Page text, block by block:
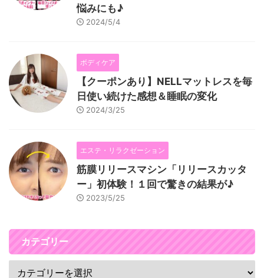
悩みにも♪
2024/5/4
ボディケア
【クーポンあり】NELLマットレスを毎
日使い続けた感想＆睡眠の変化
2024/3/25
エステ・リラクゼーション
筋膜リリースマシン「リリースカッタ
ー」初体験！１回で驚きの結果が♪
2023/5/25
カテゴリー